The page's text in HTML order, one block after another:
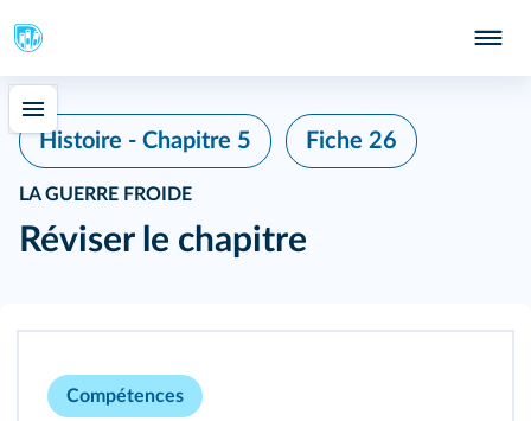
Histoire - Chapitre 5 Fiche 26
LA GUERRE FROIDE
Réviser le chapitre
Compétences